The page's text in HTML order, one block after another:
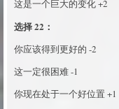
这是一个巨大的变化 +2
选择 22：
你应该得到更好的 -2
这一定很困难 -1
你现在处于一个好位置 +1